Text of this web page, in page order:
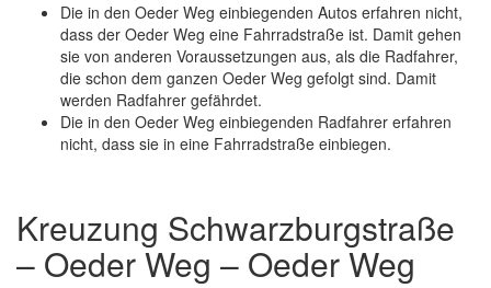
Die in den Oeder Weg einbiegenden Autos erfahren nicht,
dass der Oeder Weg eine Fahrradstraße ist. Damit gehen
sie von anderen Voraussetzungen aus, als die Radfahrer,
die schon dem ganzen Oeder Weg gefolgt sind. Damit
werden Radfahrer gefährdet.
Die in den Oeder Weg einbiegenden Radfahrer erfahren
nicht, dass sie in eine Fahrradstraße einbiegen.
Kreuzung Schwarzburgstraße
– Oeder Weg – Oeder Weg